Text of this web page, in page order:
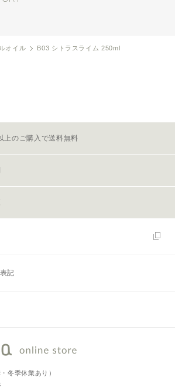
オイル B03 シトラスライム 250ml
上のご購入で送料無料
記
冬季休業あり）